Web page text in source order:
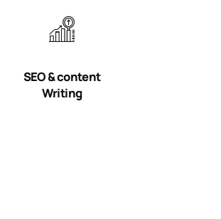
SEO & content
Writing